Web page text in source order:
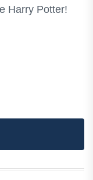
Harry Potter!